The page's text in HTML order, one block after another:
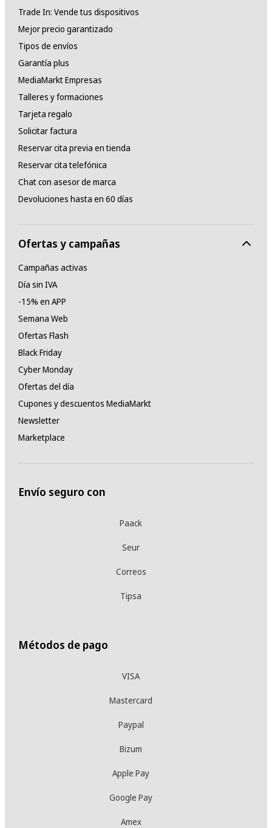
Trade In: Vende tus dispositivos
Mejor precio garantizado
Tipos de envíos
Garantía plus
MediaMarkt Empresas
Talleres y formaciones
Tarjeta regalo
Solicitar factura
Reservar cita previa en tienda
Reservar cita telefónica
Chat con asesor de marca
Devoluciones hasta en 60 días
Ofertas y campañas
Campañas activas
Día sin IVA
-15% en APP
Semana Web
Ofertas Flash
Black Friday
Cyber Monday
Ofertas del día
Cupones y descuentos MediaMarkt
Newsletter
Marketplace
Envío seguro con
Paack
Seur
Correos
Tipsa
Métodos de pago
VISA
Mastercard
Paypal
Bizum
Apple Pay
Google Pay
Amex